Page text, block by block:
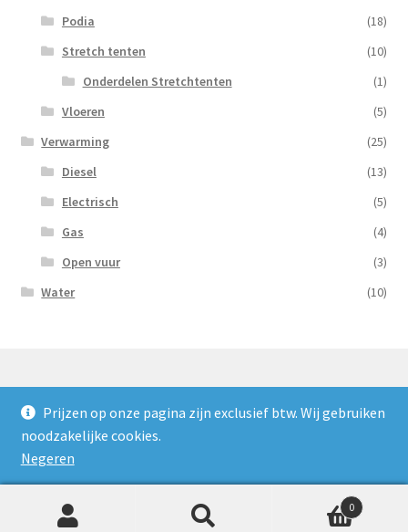
Prijzen op onze pagina zijn exclusief btw. Wij gebruiken
noodzakelijke cookies.
Negeren
Podia
(18)
Stretch tenten
(10)
Onderdelen Stretchtenten
(1)
Vloeren
(5)
Verwarming
(25)
Diesel
(13)
Electrisch
(5)
Gas
(4)
Open vuur
(3)
Water
(10)
© Nooijens Verhuur 2026
Privacybeleid
Gebouwd met WooCommerce
0